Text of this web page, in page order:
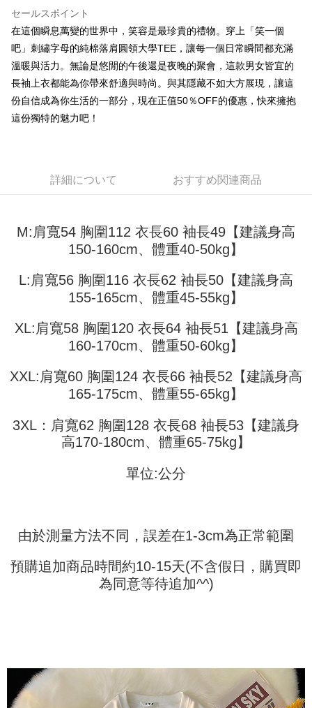
Plus Pay
OP Pay Later
説明
【OP Pay Later 使用説明】
1. 本サービスは台湾大哥大によって提供され、台湾大哥大のユーザーは追
加の申請なしで即時に利用可能です。
的に OP Pay Later の取引プロセスに移行し、携帯番号を確認後、分割払
4. 注文成立後30分以内に確認取引を行わない場合や審査が通過しない場
合、注文は自動的にキャンセルされます。「転専審査」に未通過の状況が
【支払い方法の説明】
締め日後に支払いリマインダーのSMSを送信します。
2. SMSのリンクを通じて請求書を開いた後、「コンビニバーコード／台湾
大直営店舗／銀行振込／街口支払い／iPASS MONEY」などのチャネルで
【注意事項】
1. 本サービスは「台湾大哥大株式会社」（以下「当社」といいます）によ
購入できるようにし、店舗が売買／分割払い売買の債権を当社に譲渡した
後、契約に基づいて当社の請求書で帳款を支払うことになります。
2. 「OP Pay Later」を利用する契約関係の目的から、店舗はあなたの個人
および利用するために、当社があなた本人と分割請求書に必要な情報の確
認、照合および修正を行います。
3. 完全なユーザーサービス規約については、以下のリンクを参照してくだ
AFTEE代金後払い
説明
一、 AFTEE代金後払いについて
はアプリの通知に従って、4大コンビニ、またはATM/オンラインバンキン
グでお支払いください。
リをダウンロードして AFTEE 会員になるとお支払い期限を最長 45 日以内
まで延長できます。
とに計算されます。AFTEEで注文すると、商品を受け取るまで支払い期限
を延長できますが、商品を期限内に受け取れない場合があります（例：予
約商品や商品到着日が比較的遅い商品）。そのため、商品到着の有無に関
二、支払い限度額
1.初回 AFTEEを ご利用の際に、認証結果及び当社の審査の結果に基づ
き、限度額が設定されます。
2.決済金額は最低NT$20です。
3.現在、台湾の会員のみご利用いただけます。
三、利用規約「AFTEE代金後払い」（以下当サービスという）はネットプ
ロテクションズ（以下 AFTEE という）が提供し、AFTEEが代金を徴収し
す。AFTEEの個人情報の収集、処理、利用について、詳細はAFTEE公式ホ
ームページの『個人情報の収集、処理及び利用に関する声明』をご参照く
AFTEEの初回ご利用の際に、審査を通過すれば、最高額がNT$10,000にな
ります。支払い期限を過ぎた場合、その金額に基づいて年利20%の遅延滞
にご連絡ください。上記に示した個人情報を、必要な購入注文書とあわせ
てAFTEEにご提供いただく、またはAFTEEにあなたの個人情報の収集、処
理、利用を許可することににご同意いただけない場合は、当サービスを選
ATM払い
全家取貨付款
付款 後全家取貨
配送毎にNT$45
7-11取貨付款
配送毎にNT$45、NT$499以上で送料無料
配送毎にNT$45、NT$499以上で送料無料
配送毎にNT$70、NT$499以上で送料無料
セールスポイント
在這個瞬息萬變的世界中，笑容是最珍貴的禮物。穿上「笑一個
吧」刺繡字母的純棉落肩圓領大學TEE，讓每一個日常瞬間都充滿
溫暖與活力。無論是悠閒的午後還是夜晚的聚會，這款男女皆宜的
長袖上衣都能為你帶來舒適與時尚。與其隱藏不如大方展現，讓這
份自信成為你生活的一部分，現在正值50％OFF的優惠，快來擁抱
這份獨特的魅力吧！
詳細について おすすめ関連商品
M:肩寬54 胸圍112 衣長60 袖長49【建議身高
150-160cm、體重40-50kg】
L:肩寬56 胸圍116 衣長62 袖長50【建議身高
155-165cm、體重45-55kg】
XL:肩寬58 胸圍120 衣長64 袖長51【建議身高
160-170cm、體重50-60kg】
XXL:肩寬60 胸圍124 衣長66 袖長52【建議身高
165-175cm、體重55-65kg】
3XL：肩寬62 胸圍128 衣長68 袖長53【建議身
高170-180cm、體重65-75kg】
單位:公分
由於測量方法不同，誤差在1-3cm為正常範圍
預購追加商品時間約10-15天(不含假日，購買即
為同意等待追加^^)